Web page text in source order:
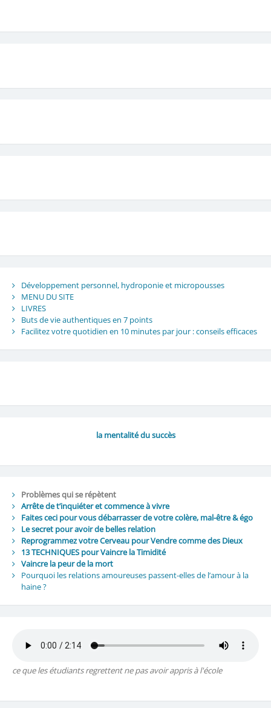
Développement personnel, hydroponie et micropousses
MENU DU SITE
LIVRES
Buts de vie authentiques en 7 points
Facilitez votre quotidien en 10 minutes par jour : conseils efficaces
la mentalité du succès
Problèmes qui se répètent
Arrête de t’inquiéter et commence à vivre
Faites ceci pour vous débarrasser de votre colère, mal-être & égo
Le secret pour avoir de belles relation
Reprogrammez votre Cerveau pour Vendre comme des Dieux
13 TECHNIQUES pour Vaincre la Timidité
Vaincre la peur de la mort
Pourquoi les relations amoureuses passent-elles de l’amour à la
haine ?
ce que les étudiants regrettent ne pas avoir appris à l'école